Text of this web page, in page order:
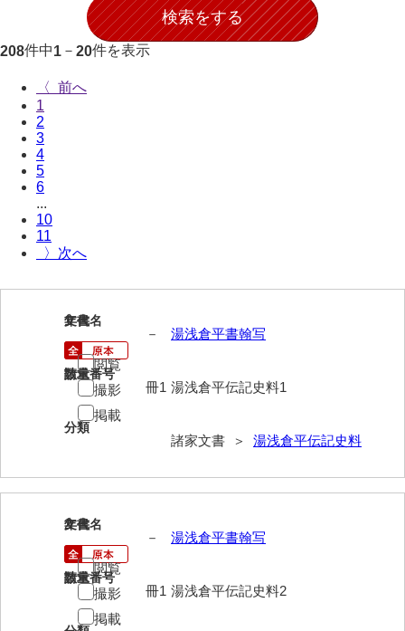
伊藤家文書（須佐町）
伊藤家文書（山口市）
井下家文書（埼玉県）
井原家文書
岩崎家文書（鹿野町）
岩見博幸収集史料
上田家文書（防府市）
208件中1 － 20件を表示
〈
1
2
3
4
5
6
...
10
11
〉
1
文書名
湯浅倉平書翰写
請求番号
湯浅倉平伝記史料1
分類
諸家文書 ＞ 湯浅倉平伝記史料
年代
－
数量
冊1
閲覧
撮影
掲載
2
文書名
湯浅倉平書翰写
請求番号
湯浅倉平伝記史料2
年代
－
数量
冊1
閲覧
撮影
掲載